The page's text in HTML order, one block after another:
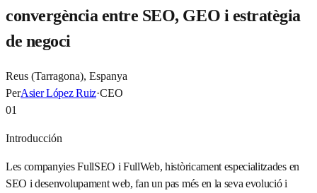
convergència entre SEO, GEO i estratègia
de negoci
Reus (Tarragona), Espanya
PerAsier López Ruiz·CEO
01
Introducción
Les companyies FullSEO i FullWeb, històricament especialitzades en
SEO i desenvolupament web, fan un pas més en la seva evolució i